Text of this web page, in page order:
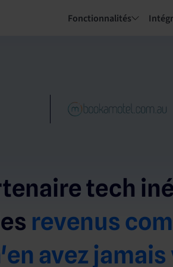
Fonctionnalités
tech
revenus
avez jamais